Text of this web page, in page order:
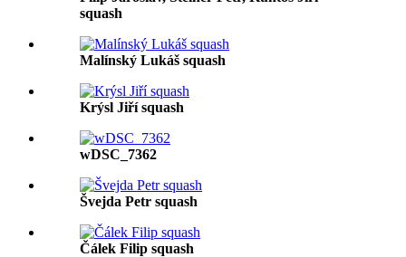
squash
Malínský Lukáš squash
Krýsl Jiří squash
wDSC_7362
Švejda Petr squash
Čálek Filip squash